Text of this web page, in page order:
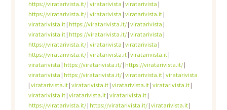
https://viratarivista.it/| viratarivista | viratarivista |
https://viratarivista.it/| viratarivista | viratarivista.it|
viratarivista.it| https://viratarivista.it/| viratarivista |
viratarivista.it| https://viratarivista.it/| viratarivista |
https://viratarivista.it/| viratarivista | viratarivista |
https://viratarivista.it/| viratarivista.it| viratarivista.it|
viratarivista | https://viratarivista.it/| https://viratarivista.it/|
viratarivista | https://viratarivista.it/| viratarivista.it| viratarivista
| viratarivista.it| viratarivista.it| viratarivista.it| viratarivista.it|
viratarivista.it| viratarivista.it| viratarivista.it|
https://viratarivista.it/| https://viratarivista.it/| viratarivista.it|